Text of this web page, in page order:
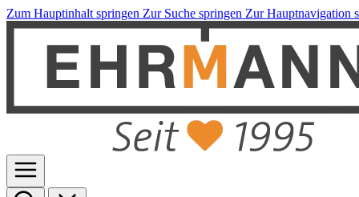
Zum Hauptinhalt springen Zur Suche springen Zur Hauptnavigation